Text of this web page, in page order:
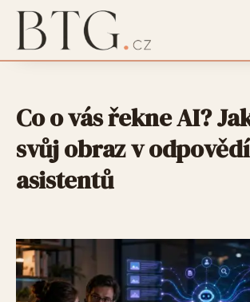
Co o vás řekne AI?
svůj obraz v
asistentů